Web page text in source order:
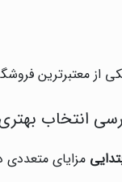
از معتبرترین
انتخاب
مزایای متعددی